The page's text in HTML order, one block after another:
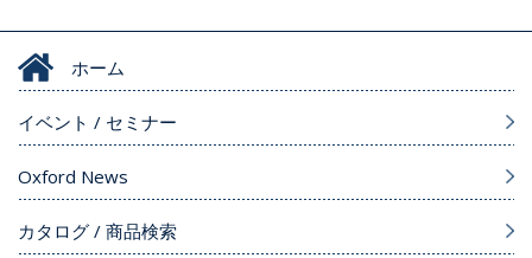
ホーム
イベント / セミナー
Oxford News
カタログ / 商品検索